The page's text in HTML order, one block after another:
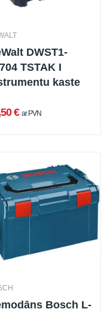
DWST1-
TSTAK I
kaste
€ ar PVN
Bosch L-